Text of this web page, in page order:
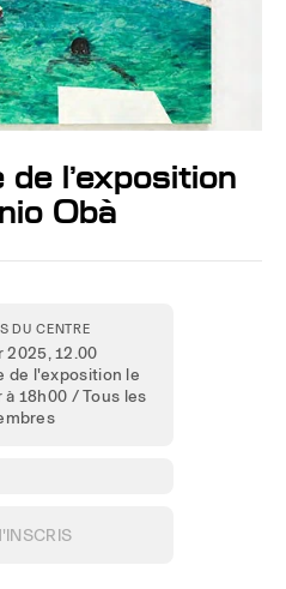
l’exposition
Obà
DU CENTRE
2025, 12.00
de l'exposition le
18h00 / Tous les